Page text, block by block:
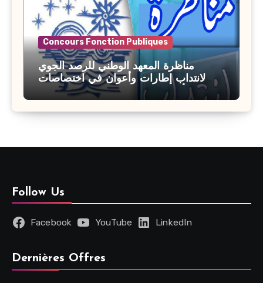
Concours Fonction Publiques
مناظرة المعهد الوطني للرصد الجوي
لانتداب إطارات وأعوان في اختصاصات
مختلفة : أخر اجل للترشح 27 جويلية 2026
Follow Us
Facebook YouTube LinkedIn
Dernières Offres